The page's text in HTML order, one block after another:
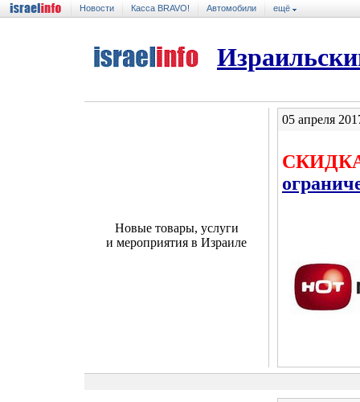
Новости Касса BRAVO! Автомобили ещё
Новые товары, услуги
и мероприятия в Израиле
05 апреля